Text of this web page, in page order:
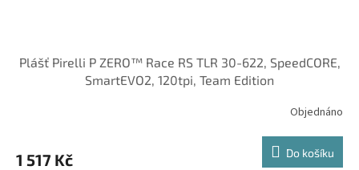
Plášť Pirelli P ZERO™ Race RS TLR 30-622, SpeedCORE,
SmartEVO2, 120tpi, Team Edition
Objednáno
1 517 Kč Do košíku